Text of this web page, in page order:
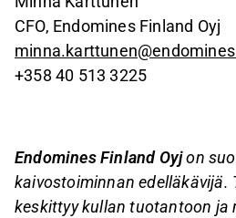
CFO, Endomines Finland Oyj
+358 40 513 3225
Endomines Finland Oyjon
kaivostoiminnan edelläkävijä.
keskittyy kullan tuotantoon ja